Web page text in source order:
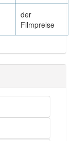
der
Filmpreise